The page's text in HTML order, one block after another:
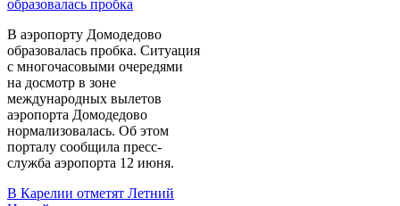
В аэропорту Домодедово
образовалась пробка. Ситуация
с многочасовыми очередями
на досмотр в зоне
международных вылетов
аэропорта Домодедово
нормализовалась. Об этом
порталу сообщила пресс-
служба аэропорта 12 июня.
В Карелии отметят Летний